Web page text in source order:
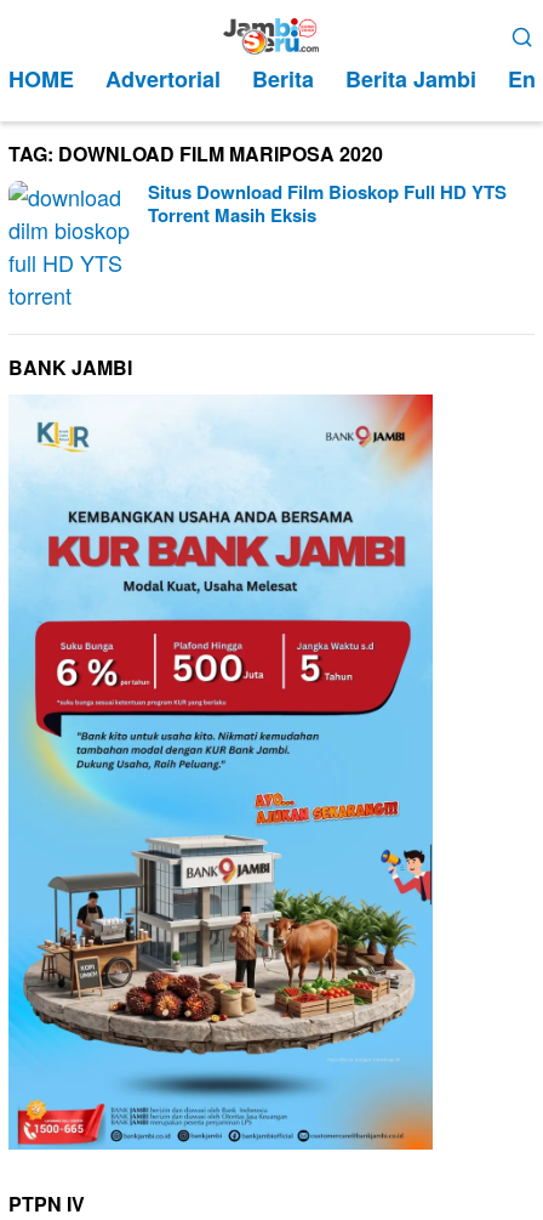
kontenMobile
HOME Advertorial Berita Berita Jambi
TAG: DOWNLOAD FILM MARIPOSA 2020
Situs Download Film Bioskop Full HD YTS
Torrent Masih Eksis
BANK JAMBI
PTPN IV